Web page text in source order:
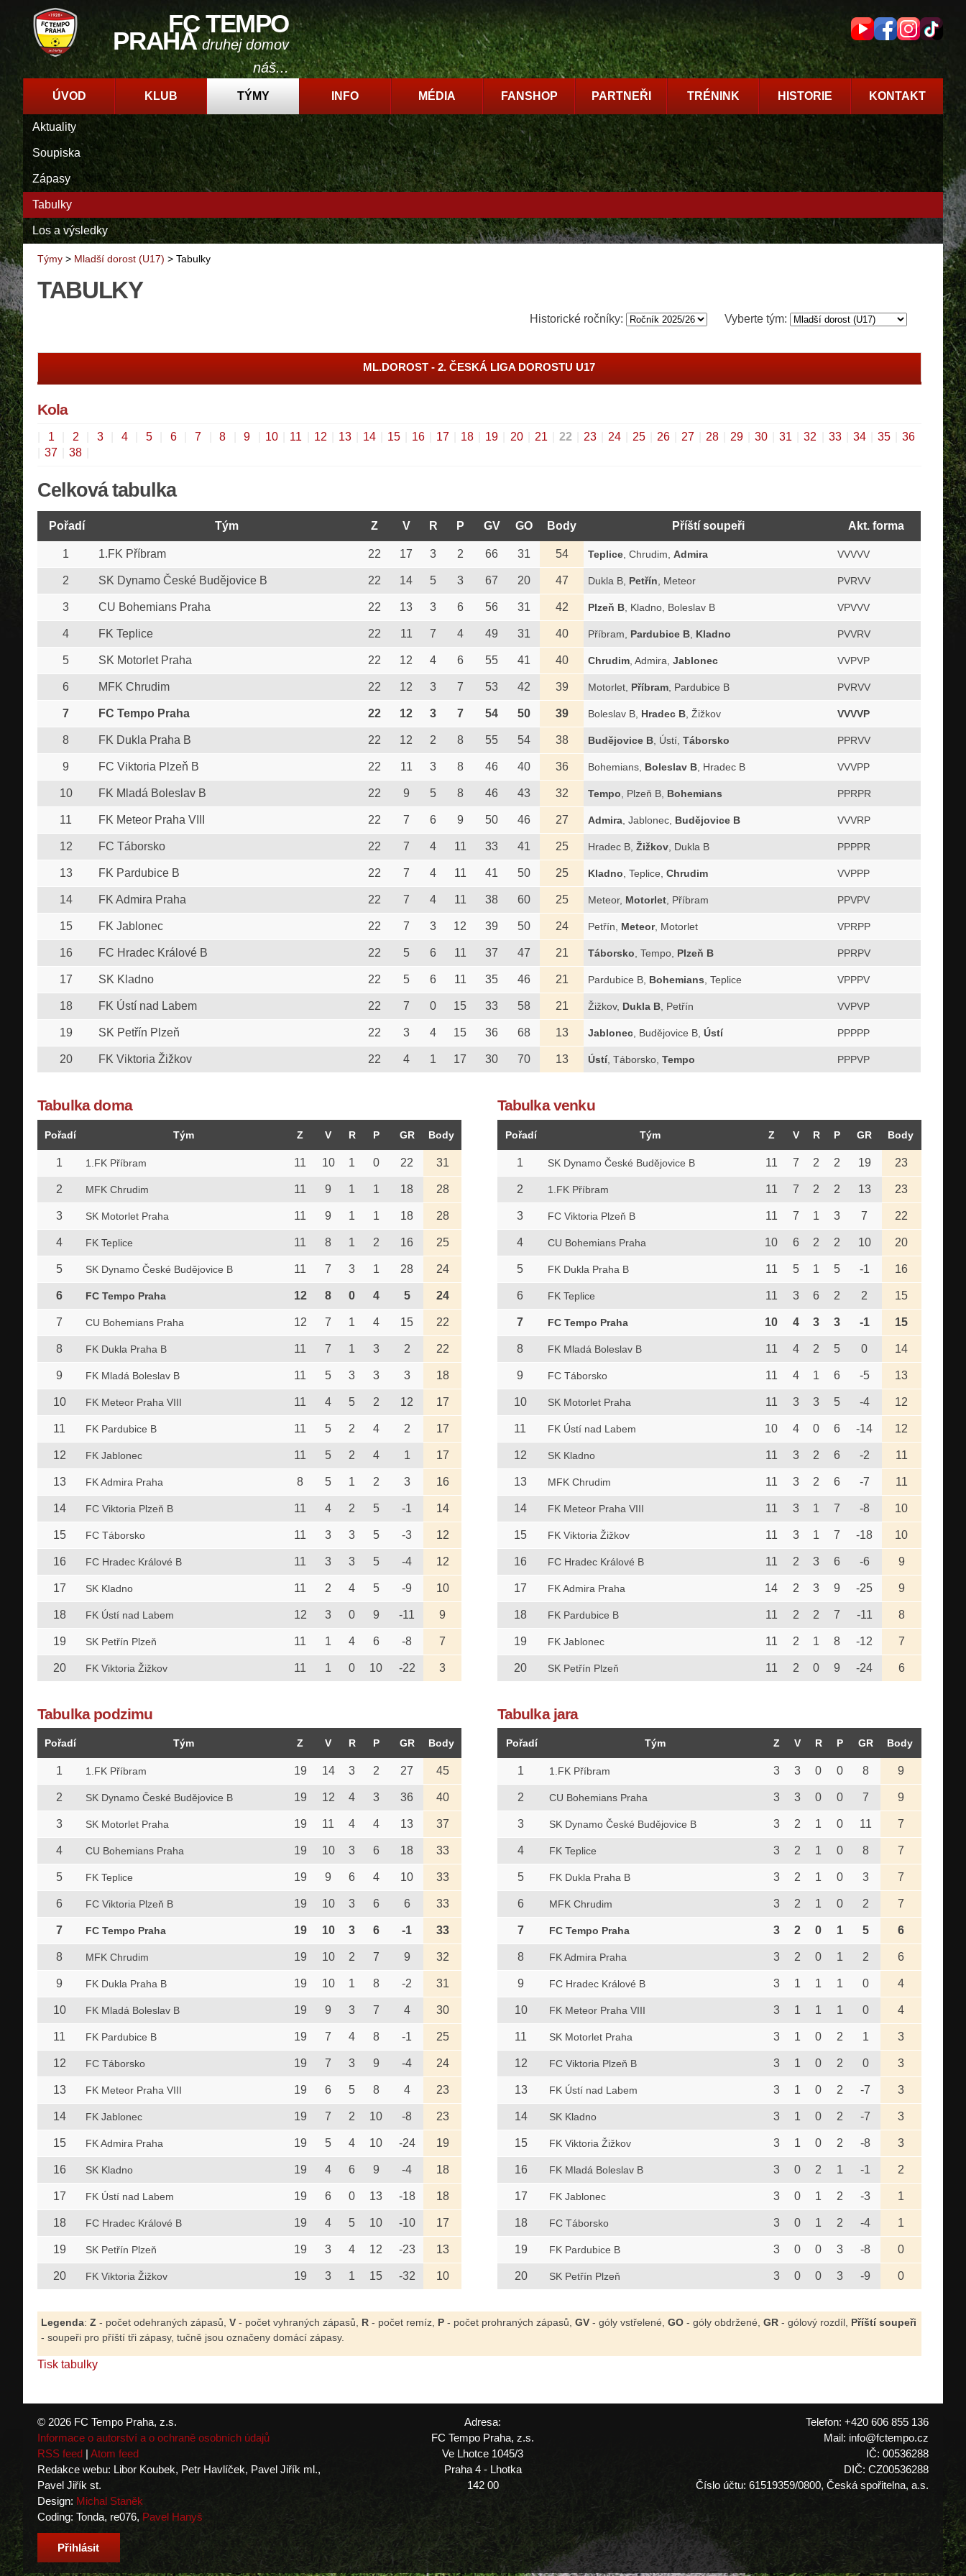
FC TEMPO
PRAHAdruhej domov
náš...
ÚVOD KLUB TÝMY INFO MÉDIA FANSHOP PARTNEŘI TRÉNINK HISTORIE KONTAKT
Aktuality
Soupiska
Zápasy
Tabulky
Los a výsledky
Týmy > Mladší dorost (U17) > Tabulky
TABULKY
Historické ročníky: Vyberte tým:
ML.DOROST - 2. ČESKÁ LIGA DOROSTU U17
Kola
1 2 3 4 5 6 7 8 9 10 11 12 13 14 15 16 17 18 19 20 21 22 23 24 25 26 27 28 29 30 31 32 33 34 35
36
37 38
Celková tabulka
Pořadí Tým Z V R P GV GO Body Příští soupeři Akt. forma
1 1.FK Příbram 22 17 3 2 66 31 54 Teplice, Chrudim, Admira VVVVV
2 SK Dynamo České Budějovice B 22 14 5 3 67 20 47 Dukla B, Petřín, Meteor PVRVV
3 CU Bohemians Praha 22 13 3 6 56 31 42 Plzeň B, Kladno, Boleslav B VPVVV
4 FK Teplice 22 11 7 4 49 31 40 Příbram, Pardubice B, Kladno PVVRV
5 SK Motorlet Praha 22 12 4 6 55 41 40 Chrudim, Admira, Jablonec VVPVP
6 MFK Chrudim 22 12 3 7 53 42 39 Motorlet, Příbram, Pardubice B PVRVV
7 FC Tempo Praha 22 12 3 7 54 50 39 Boleslav B, Hradec B, Žižkov VVVVP
8 FK Dukla Praha B 22 12 2 8 55 54 38 Budějovice B, Ústí, Táborsko PPRVV
9 FC Viktoria Plzeň B 22 11 3 8 46 40 36 Bohemians, Boleslav B, Hradec B VVVPP
10 FK Mladá Boleslav B 22 9 5 8 46 43 32 Tempo, Plzeň B, Bohemians PPRPR
11 FK Meteor Praha VIII 22 7 6 9 50 46 27 Admira, Jablonec, Budějovice B VVVRP
12 FC Táborsko 22 7 4 11 33 41 25 Hradec B, Žižkov, Dukla B PPPPR
13 FK Pardubice B 22 7 4 11 41 50 25 Kladno, Teplice, Chrudim VVPPP
14 FK Admira Praha 22 7 4 11 38 60 25 Meteor, Motorlet, Příbram PPVPV
15 FK Jablonec 22 7 3 12 39 50 24 Petřín, Meteor, Motorlet VPRPP
16 FC Hradec Králové B 22 5 6 11 37 47 21 Táborsko, Tempo, Plzeň B PPRPV
17 SK Kladno 22 5 6 11 35 46 21 Pardubice B, Bohemians, Teplice VPPPV
18 FK Ústí nad Labem 22 7 0 15 33 58 21 Žižkov, Dukla B, Petřín VVPVP
19 SK Petřín Plzeň 22 3 4 15 36 68 13 Jablonec, Budějovice B, Ústí PPPPP
20 FK Viktoria Žižkov 22 4 1 17 30 70 13 Ústí, Táborsko, Tempo PPPVP
Tabulka doma
Pořadí Tým Z V R P GR Body
1 1.FK Příbram 11 10 1 0 22 31
2 MFK Chrudim 11 9 1 1 18 28
3 SK Motorlet Praha 11 9 1 1 18 28
4 FK Teplice 11 8 1 2 16 25
5 SK Dynamo České Budějovice B 11 7 3 1 28 24
6 FC Tempo Praha 12 8 0 4 5 24
7 CU Bohemians Praha 12 7 1 4 15 22
8 FK Dukla Praha B 11 7 1 3 2 22
9 FK Mladá Boleslav B 11 5 3 3 3 18
10 FK Meteor Praha VIII 11 4 5 2 12 17
11 FK Pardubice B 11 5 2 4 2 17
12 FK Jablonec 11 5 2 4 1 17
13 FK Admira Praha 8 5 1 2 3 16
14 FC Viktoria Plzeň B 11 4 2 5 -1 14
15 FC Táborsko 11 3 3 5 -3 12
16 FC Hradec Králové B 11 3 3 5 -4 12
17 SK Kladno 11 2 4 5 -9 10
18 FK Ústí nad Labem 12 3 0 9 -11 9
19 SK Petřín Plzeň 11 1 4 6 -8 7
20 FK Viktoria Žižkov 11 1 0 10 -22 3
Tabulka venku
Pořadí Tým Z V R P GR Body
1 SK Dynamo České Budějovice B 11 7 2 2 19 23
2 1.FK Příbram 11 7 2 2 13 23
3 FC Viktoria Plzeň B 11 7 1 3 7 22
4 CU Bohemians Praha 10 6 2 2 10 20
5 FK Dukla Praha B 11 5 1 5 -1 16
6 FK Teplice 11 3 6 2 2 15
7 FC Tempo Praha 10 4 3 3 -1 15
8 FK Mladá Boleslav B 11 4 2 5 0 14
9 FC Táborsko 11 4 1 6 -5 13
10 SK Motorlet Praha 11 3 3 5 -4 12
11 FK Ústí nad Labem 10 4 0 6 -14 12
12 SK Kladno 11 3 2 6 -2 11
13 MFK Chrudim 11 3 2 6 -7 11
14 FK Meteor Praha VIII 11 3 1 7 -8 10
15 FK Viktoria Žižkov 11 3 1 7 -18 10
16 FC Hradec Králové B 11 2 3 6 -6 9
17 FK Admira Praha 14 2 3 9 -25 9
18 FK Pardubice B 11 2 2 7 -11 8
19 FK Jablonec 11 2 1 8 -12 7
20 SK Petřín Plzeň 11 2 0 9 -24 6
Tabulka podzimu
Pořadí Tým Z V R P GR Body
1 1.FK Příbram 19 14 3 2 27 45
2 SK Dynamo České Budějovice B 19 12 4 3 36 40
3 SK Motorlet Praha 19 11 4 4 13 37
4 CU Bohemians Praha 19 10 3 6 18 33
5 FK Teplice 19 9 6 4 10 33
6 FC Viktoria Plzeň B 19 10 3 6 6 33
7 FC Tempo Praha 19 10 3 6 -1 33
8 MFK Chrudim 19 10 2 7 9 32
9 FK Dukla Praha B 19 10 1 8 -2 31
10 FK Mladá Boleslav B 19 9 3 7 4 30
11 FK Pardubice B 19 7 4 8 -1 25
12 FC Táborsko 19 7 3 9 -4 24
13 FK Meteor Praha VIII 19 6 5 8 4 23
14 FK Jablonec 19 7 2 10 -8 23
15 FK Admira Praha 19 5 4 10 -24 19
16 SK Kladno 19 4 6 9 -4 18
17 FK Ústí nad Labem 19 6 0 13 -18 18
18 FC Hradec Králové B 19 4 5 10 -10 17
19 SK Petřín Plzeň 19 3 4 12 -23 13
20 FK Viktoria Žižkov 19 3 1 15 -32 10
Tabulka jara
Pořadí Tým Z V R P GR Body
1 1.FK Příbram 3 3 0 0 8 9
2 CU Bohemians Praha 3 3 0 0 7 9
3 SK Dynamo České Budějovice B 3 2 1 0 11 7
4 FK Teplice 3 2 1 0 8 7
5 FK Dukla Praha B 3 2 1 0 3 7
6 MFK Chrudim 3 2 1 0 2 7
7 FC Tempo Praha 3 2 0 1 5 6
8 FK Admira Praha 3 2 0 1 2 6
9 FC Hradec Králové B 3 1 1 1 0 4
10 FK Meteor Praha VIII 3 1 1 1 0 4
11 SK Motorlet Praha 3 1 0 2 1 3
12 FC Viktoria Plzeň B 3 1 0 2 0 3
13 FK Ústí nad Labem 3 1 0 2 -7 3
14 SK Kladno 3 1 0 2 -7 3
15 FK Viktoria Žižkov 3 1 0 2 -8 3
16 FK Mladá Boleslav B 3 0 2 1 -1 2
17 FK Jablonec 3 0 1 2 -3 1
18 FC Táborsko 3 0 1 2 -4 1
19 FK Pardubice B 3 0 0 3 -8 0
20 SK Petřín Plzeň 3 0 0 3 -9 0
Legenda: Z - počet odehraných zápasů, V - počet vyhraných zápasů, R - počet remíz, P - počet prohraných zápasů, GV - góly vstřelené, GO - góly obdržené, GR - gólový rozdíl,
Příští soupeři
- soupeři pro příští tři zápasy, tučně jsou označeny domácí zápasy.
Tisk tabulky
© 2026 FC Tempo Praha, z.s.
Informace o autorství a o ochraně osobních údajů
RSS feed | Atom feed
Redakce webu: Libor Koubek, Petr Havlíček, Pavel Jiřík ml.,
Pavel Jiřík st.
Design: Michal Staněk
Coding: Tonda, re076, Pavel Hanyš
Adresa:
FC Tempo Praha, z.s.
Ve Lhotce 1045/3
Praha 4 - Lhotka
142 00
Telefon: +420 606 855 136
Mail: info@fctempo.cz
IČ: 00536288
DIČ: CZ00536288
Číslo účtu: 61519359/0800, Česká spořitelna, a.s.
Přihlásit